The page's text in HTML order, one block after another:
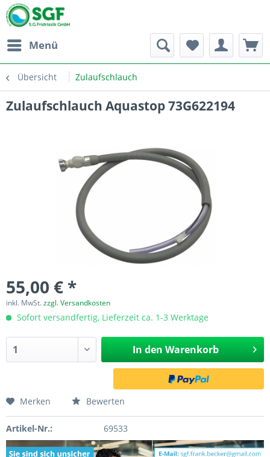
Menü
Übersicht Zulaufschlauch
Zulaufschlauch Aquastop 73G622194
55,00 € *
inkl. MwSt.zzgl. Versandkosten
Sofort versandfertig, Lieferzeit ca. 1-3 Werktage
In den Warenkorb
Merken Bewerten
Artikel-Nr.: 69533